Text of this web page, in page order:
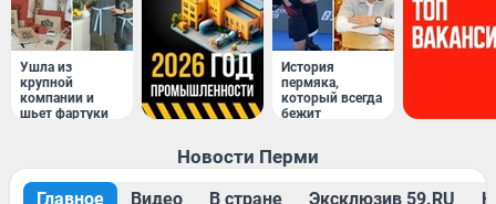
Ушла из
крупной
компании и
шьет фартуки
История
пермяка,
который всегда
бежит
Новости Перми
Главное Видео В стране Эксклюзив 59.RU